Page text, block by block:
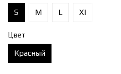
S M L Xl
Цвет
Красный